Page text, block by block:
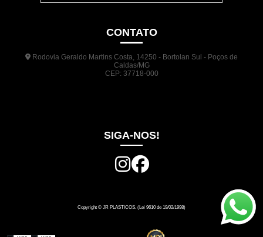
CONTATO
Rodovia Geraldo Martins Costa, 14250 - Bortolan Sul - Poços de
Caldas/MG
CEP: 37718-000
SIGA-NOS!
Copyright © JR PLASTICOS. (Lei 9610 de 19/02/1998)